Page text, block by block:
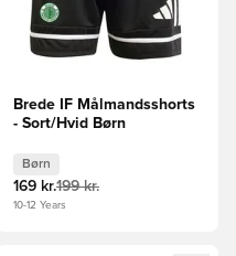
Brede IF Målmandsshorts
- Sort/Hvid Børn
Børn
169 kr.199 kr.
10-12 Years